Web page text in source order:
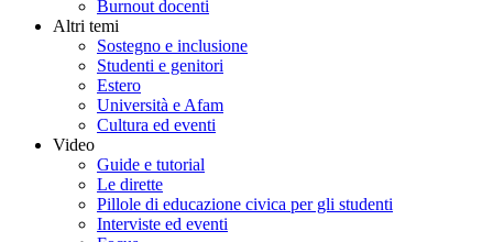
Burnout docenti
Altri temi
Sostegno e inclusione
Studenti e genitori
Estero
Università e Afam
Cultura ed eventi
Video
Guide e tutorial
Le dirette
Pillole di educazione civica per gli studenti
Interviste ed eventi